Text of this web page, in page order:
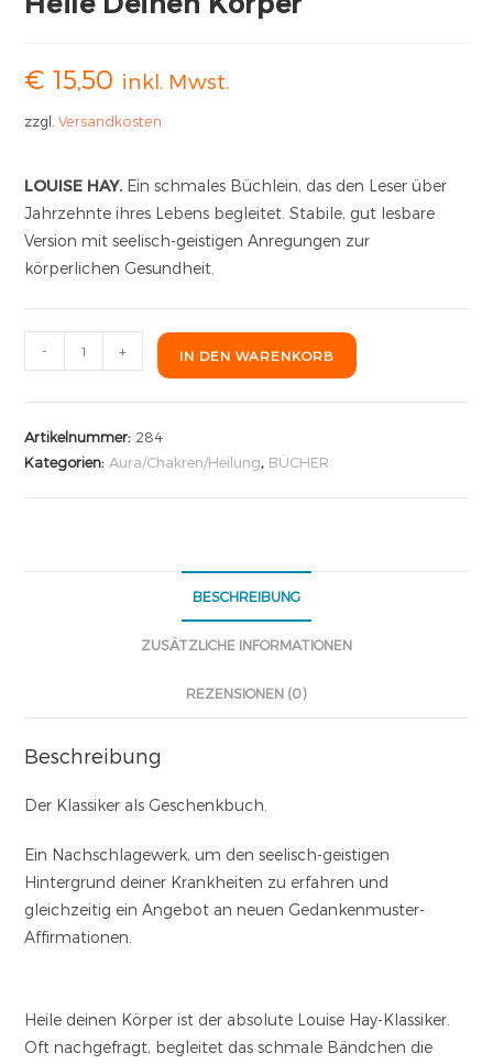
€ 15,50 inkl. Mwst.
zzgl.Versandkosten
LOUISE HAY. Ein schmales Büchlein, das den Leser über
Jahrzehnte ihres Lebens begleitet. Stabile, gut lesbare
Version mit seelisch-geistigen Anregungen zur
körperlichen Gesundheit.
- + IN DEN WARENKORB
Artikelnummer: 284
Kategorien: Aura/Chakren/Heilung, BÜCHER
BESCHREIBUNG
ZUSÄTZLICHE INFORMATIONEN
REZENSIONEN (0)
Beschreibung
Der Klassiker als Geschenkbuch.
Ein Nachschlagewerk, um den seelisch-geistigen
Hintergrund deiner Krankheiten zu erfahren und
gleichzeitig ein Angebot an neuen Gedankenmuster-
Affirmationen.
Heile deinen Körper ist der absolute Louise Hay-Klassiker.
Oft nachgefragt, begleitet das schmale Bändchen die